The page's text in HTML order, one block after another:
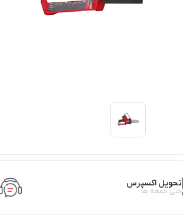
تحویل اکسپرس
حتی جمعه ها